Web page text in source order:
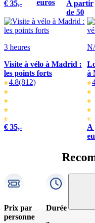
€ 35,-
euros
A partir
de 50
3 heures
Visite à vélo à Madrid :
les points forts
4.8(812)
€ 35,-
à
A
Prix par
personne
Durée